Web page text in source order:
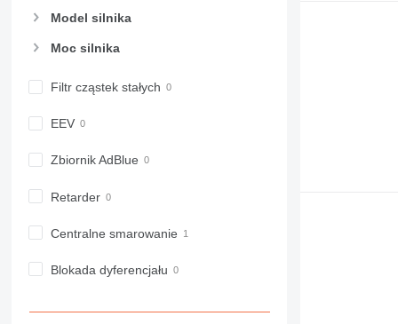
Model silnika
Moc silnika
Filtr cząstek stałych
EEV
Zbiornik AdBlue
Retarder
Centralne smarowanie
Blokada dyferencjału